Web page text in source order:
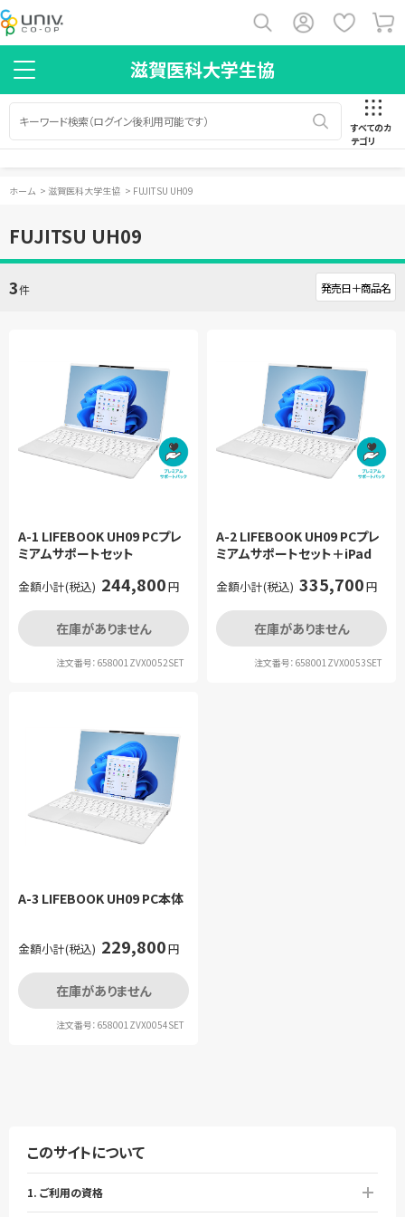
滋賀医科大学生協
すべてのカ
テゴリ
ホーム > 滋賀医科大学生協 > FUJITSU UH09
FUJITSU UH09
3件
A-1 LIFEBOOK UH09 PCプレ
ミアムサポートセット
金額小計(税込) 244,800円
在庫がありません
注文番号：658001ZVX0052SET
A-2 LIFEBOOK UH09 PCプレ
ミアムサポートセット＋iPad
金額小計(税込) 335,700円
在庫がありません
注文番号：658001ZVX0053SET
A-3 LIFEBOOK UH09 PC本体
金額小計(税込) 229,800円
在庫がありません
注文番号：658001ZVX0054SET
このサイトについて
1. ご利用の資格